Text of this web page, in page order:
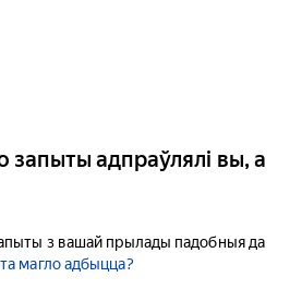
запыты адпраўлялі вы, а
з вашай прылады падобныя да
магло адбыцца?